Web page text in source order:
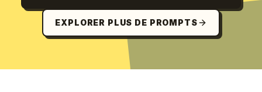
EXPLORER PLUS DE PROMPTS